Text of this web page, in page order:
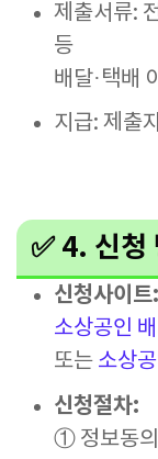
제출서류:
등
배달·택배
지급: 제출
✅ 4. 신청
신청사이트:
소상공인
또는 소상
신청절차:
① 정보동